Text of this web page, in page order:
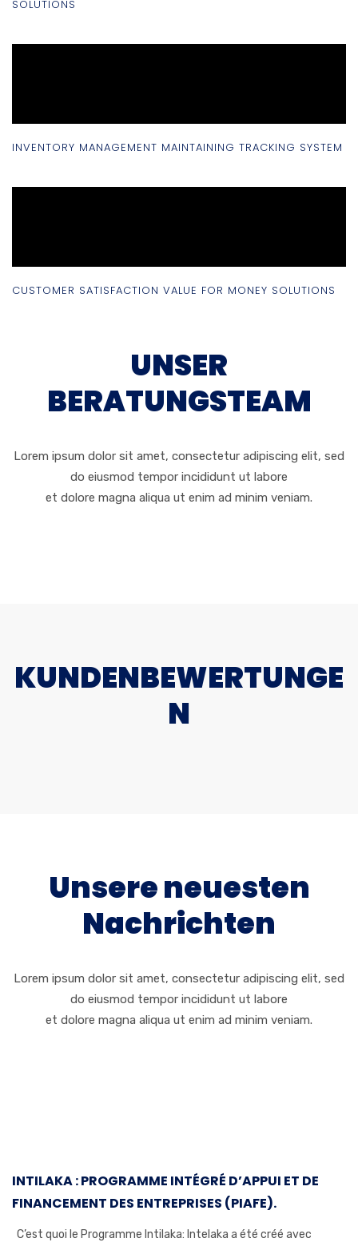
SOLUTIONS
INVENTORY MANAGEMENT MAINTAINING TRACKING SYSTEM
CUSTOMER SATISFACTION VALUE FOR MONEY SOLUTIONS
UNSER
BERATUNGSTEAM
Lorem ipsum dolor sit amet, consectetur adipiscing elit, sed
do eiusmod tempor incididunt ut labore
et dolore magna aliqua ut enim ad minim veniam.
KUNDENBEWERTUNGE
N
Unsere neuesten
Nachrichten
Lorem ipsum dolor sit amet, consectetur adipiscing elit, sed
do eiusmod tempor incididunt ut labore
et dolore magna aliqua ut enim ad minim veniam.
INTILAKA : PROGRAMME INTÉGRÉ D’APPUI ET DE
FINANCEMENT DES ENTREPRISES (PIAFE).
C’est quoi le Programme Intilaka: Intelaka a été créé avec